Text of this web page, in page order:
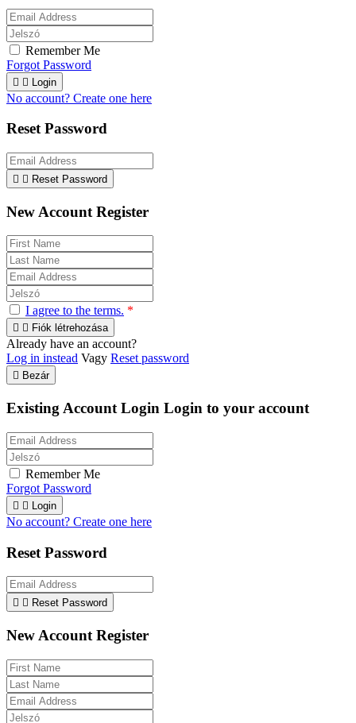
Remember Me
Forgot Password
  Login
No account? Create one here
Reset Password
  Reset Password
New Account Register
I agree to the terms. *
  Fiók létrehozása
Already have an account?
Log in instead Vagy Reset password
 Bezár
Existing Account Login Login to your account
Remember Me
Forgot Password
  Login
No account? Create one here
Reset Password
  Reset Password
New Account Register